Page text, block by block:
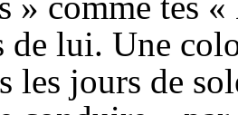
de lui. Une
les jours de